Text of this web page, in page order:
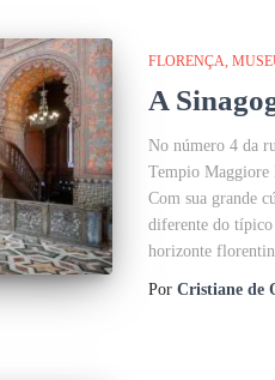
FLORENÇA
A
No número 4 da
Tempio Maggiore
Com sua grande
diferente do típico
horizonte
Por Cristiane de